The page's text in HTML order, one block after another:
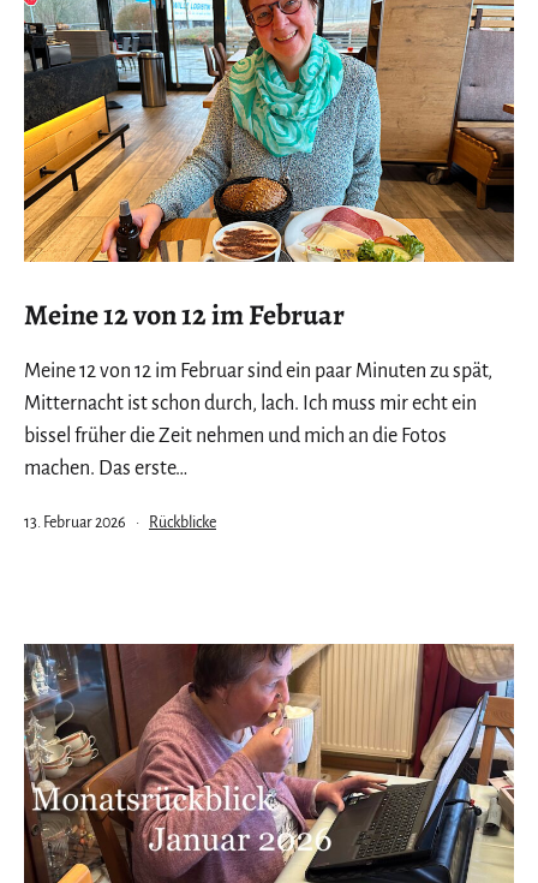
Meine 12 von 12 im Februar
Meine 12 von 12 im Februar sind ein paar Minuten zu spät,
Mitternacht ist schon durch, lach. Ich muss mir echt ein
bissel früher die Zeit nehmen und mich an die Fotos
machen. Das erste…
Veröffentlicht
13. Februar 2026
Kategorisiert
Rückblicke